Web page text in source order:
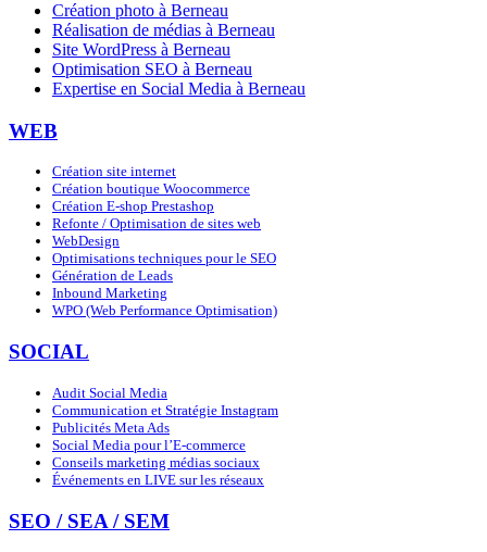
Création photo à Berneau
Réalisation de médias à Berneau
Site WordPress à Berneau
Optimisation SEO à Berneau
Expertise en Social Media à Berneau
WEB
Création site internet
Création boutique Woocommerce
Création E-shop Prestashop
Refonte / Optimisation de sites web
WebDesign
Optimisations techniques pour le SEO
Génération de Leads
Inbound Marketing
WPO (Web Performance Optimisation)
SOCIAL
Audit Social Media
Communication et Stratégie Instagram
Publicités Meta Ads
Social Media pour l’E-commerce
Conseils marketing médias sociaux
Événements en LIVE sur les réseaux
SEO / SEA / SEM